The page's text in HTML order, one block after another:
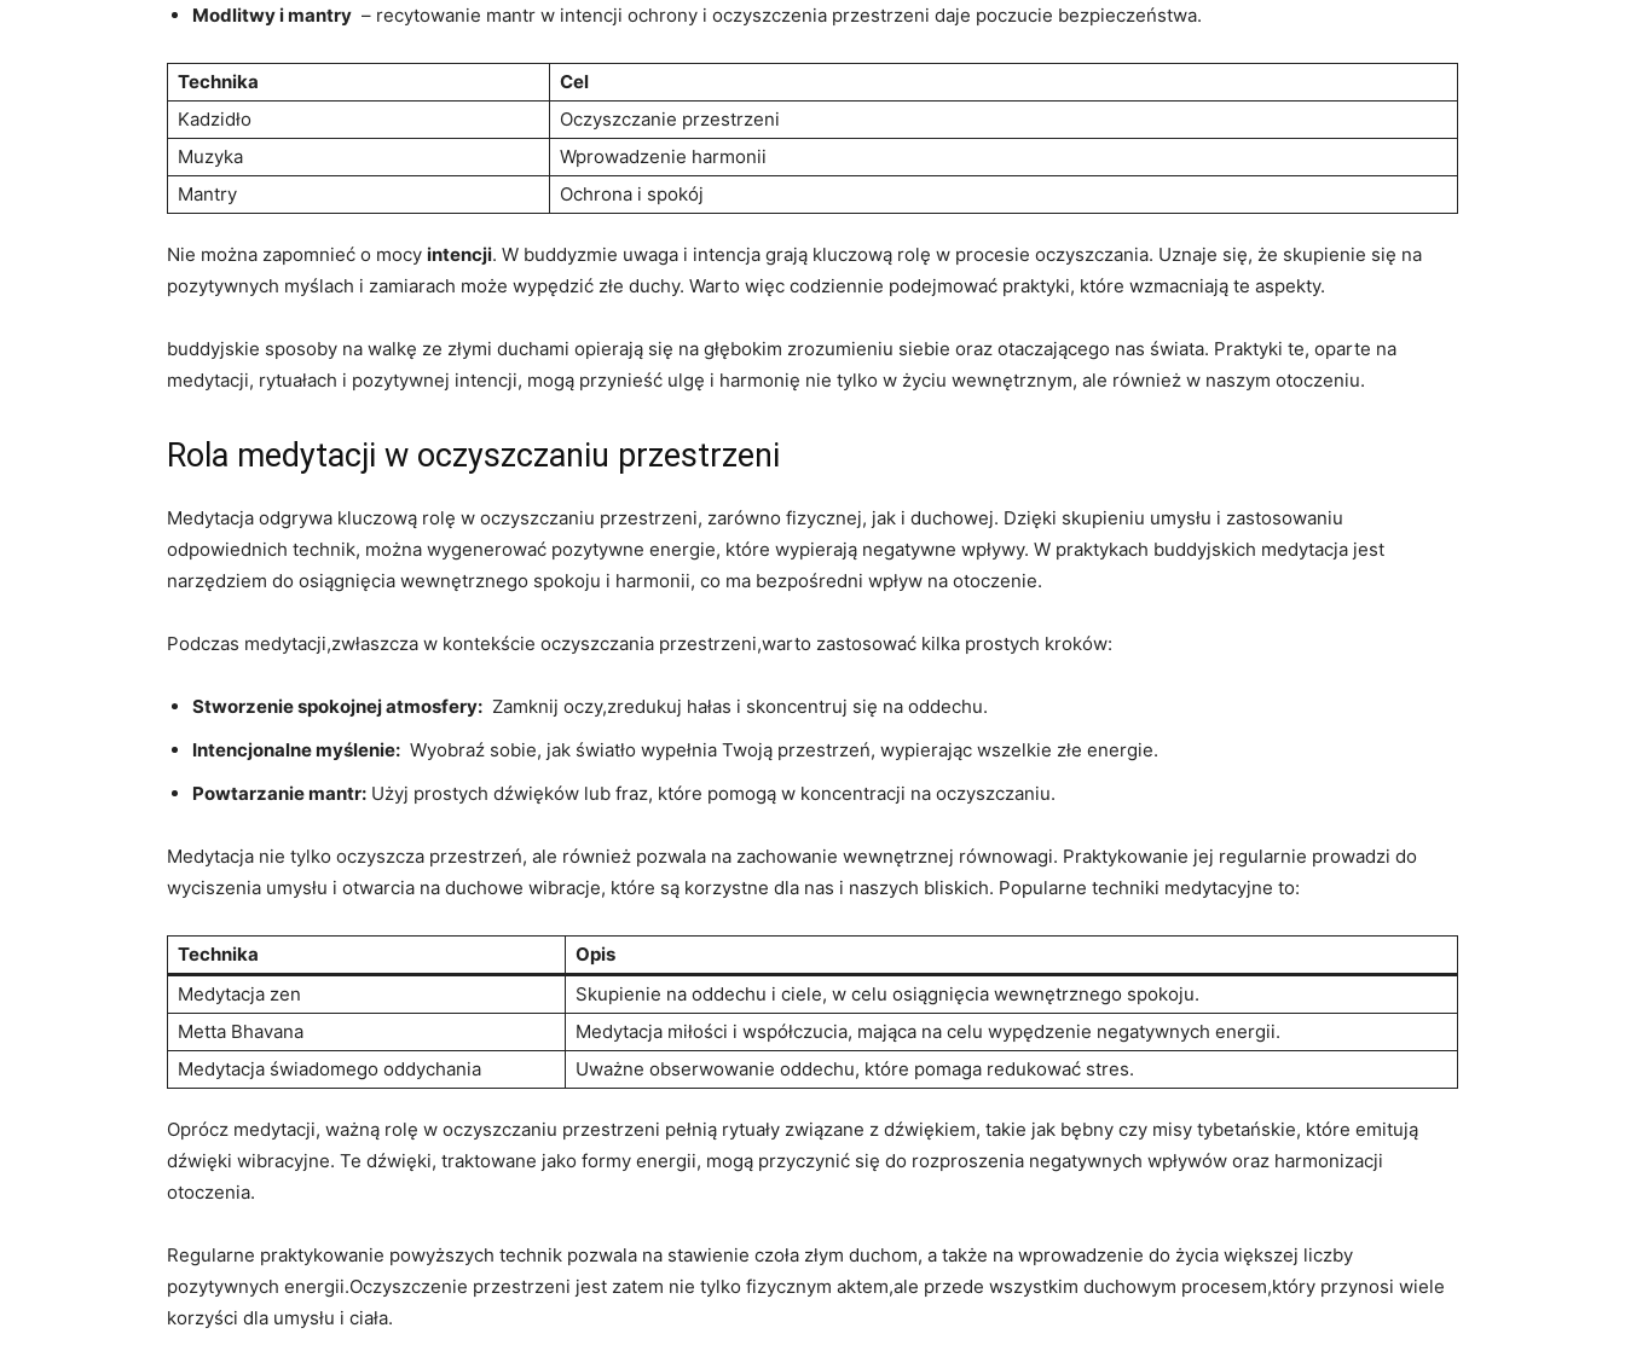
Modlitwy i mantry ​ – recytowanie mantr w intencji ochrony i oczyszczenia przestrzeni daje ⁢poczucie bezpieczeństwa.
Technika
Cel
Kadzidło
Oczyszczanie przestrzeni
Muzyka
Wprowadzenie harmonii
Mantry
Ochrona‌ i spokój
Nie można zapomnieć o mocy intencji. W buddyzmie uwaga⁢ i⁣ intencja grają kluczową rolę w procesie oczyszczania. Uznaje ⁢się, że skupienie się na⁣
pozytywnych myślach i‌ zamiarach może‍ wypędzić złe‌ duchy. Warto‌ więc codziennie podejmować praktyki, które wzmacniają ​te aspekty.
buddyjskie‌ sposoby na walkę ‌ze ‍złymi‌ duchami ⁣opierają‌ się na głębokim zrozumieniu⁣ siebie oraz ‌otaczającego‌ nas⁣ świata. Praktyki ⁢te, oparte na
medytacji, rytuałach ⁤i ‌pozytywnej intencji, ⁤mogą‍ przynieść ulgę i ⁢harmonię ⁢nie tylko w⁢ życiu wewnętrznym, ale​ również w naszym ​otoczeniu.
Rola medytacji w oczyszczaniu przestrzeni
Medytacja odgrywa kluczową rolę w oczyszczaniu przestrzeni,‌ zarówno fizycznej, jak i duchowej. Dzięki⁤ skupieniu umysłu ​i zastosowaniu
odpowiednich technik, można wygenerować‍ pozytywne energie, ​które⁢ wypierają negatywne wpływy. W ‍praktykach buddyjskich medytacja jest
narzędziem do⁢ osiągnięcia wewnętrznego‌ spokoju i harmonii,⁤ co ma bezpośredni wpływ ⁢na⁣ otoczenie.
Podczas⁢ medytacji,zwłaszcza w kontekście ⁤oczyszczania​ przestrzeni,warto zastosować kilka ​prostych​ kroków:
Stworzenie spokojnej atmosfery: ⁢ Zamknij oczy,zredukuj hałas i skoncentruj się na⁤ oddechu.
Intencjonalne myślenie: ‍ Wyobraź sobie, jak światło wypełnia ‌Twoją‌ przestrzeń, wypierając⁤ wszelkie złe energie.
Powtarzanie mantr: Użyj prostych ​dźwięków lub ⁢fraz, które pomogą w koncentracji‍ na oczyszczaniu.
Medytacja ​nie tylko oczyszcza przestrzeń, ale również pozwala na ⁣zachowanie wewnętrznej równowagi.‌ Praktykowanie jej regularnie prowadzi do
wyciszenia ⁢umysłu ⁣i otwarcia na ⁢duchowe‍ wibracje, które są korzystne dla ⁣nas i naszych ⁢bliskich. Popularne ‌techniki medytacyjne to:
Technika
Opis
Medytacja zen
Skupienie‍ na oddechu i​ ciele,‌ w celu⁤ osiągnięcia wewnętrznego spokoju.
Metta Bhavana
Medytacja miłości i współczucia,‍ mająca⁢ na celu⁢ wypędzenie negatywnych energii.
Medytacja⁣ świadomego oddychania
Uważne obserwowanie oddechu, które ⁣pomaga⁣ redukować stres.
Oprócz medytacji, ważną rolę w oczyszczaniu​ przestrzeni‍ pełnią rytuały związane z dźwiękiem, takie jak bębny ⁢czy misy tybetańskie, które emitują
dźwięki ​wibracyjne. Te dźwięki, traktowane jako formy energii, mogą ​przyczynić ‍się⁤ do rozproszenia negatywnych wpływów oraz harmonizacji
otoczenia.
Regularne praktykowanie powyższych technik pozwala ​na stawienie czoła złym duchom, a także⁣ na wprowadzenie ⁤do życia większej ​liczby
⁤pozytywnych energii.Oczyszczenie przestrzeni jest zatem nie tylko fizycznym aktem,ale przede wszystkim ‌duchowym procesem,który‍ przynosi ⁣wiele
korzyści dla ⁢umysłu i ciała.